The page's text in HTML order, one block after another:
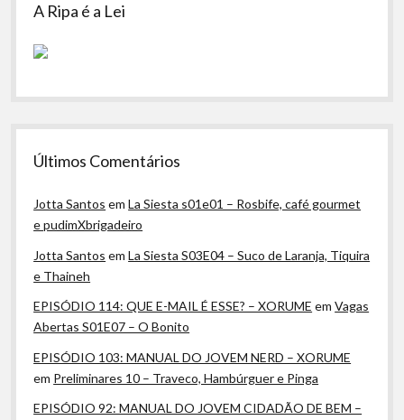
A Ripa é a Lei
Últimos Comentários
Jotta Santos emLa Siesta s01e01 – Rosbife, café gourmet
e pudimXbrigadeiro
Jotta Santos emLa Siesta S03E04 – Suco de Laranja, Tiquira
e Thaineh
EPISÓDIO 114: QUE E-MAIL É ESSE? – XORUME emVagas
Abertas S01E07 – O Bonito
EPISÓDIO 103: MANUAL DO JOVEM NERD – XORUME
em Preliminares 10 – Traveco, Hambúrguer e Pinga
EPISÓDIO 92: MANUAL DO JOVEM CIDADÃO DE BEM –